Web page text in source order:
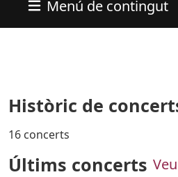
Menú de contingut
Històric de
16 concerts
Últims concerts